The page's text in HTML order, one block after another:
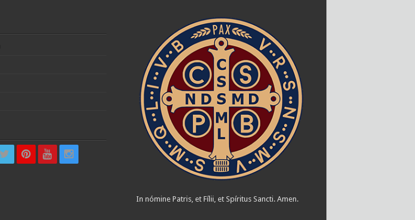
In nómine Patris, et Fílii, et Spíritus Sancti. Amen.